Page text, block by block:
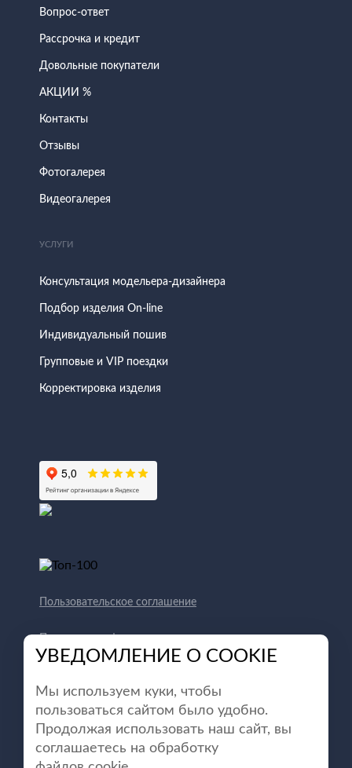
Вопрос-ответ
Рассрочка и кредит
Довольные покупатели
АКЦИИ %
Контакты
Отзывы
Фотогалерея
Видеогалерея
УСЛУГИ
Консультация модельера-дизайнера
Подбор изделия On-line
Индивидуальный пошив
Групповые и VIP поездки
Корректировка изделия
Пользовательское соглашение
Политика конфиденциальности
УВЕДОМЛЕНИЕ О COOKIE
Мы используем куки, чтобы
пользоваться сайтом было удобно.
Продолжая использовать наш сайт, вы
соглашаетесь на обработку